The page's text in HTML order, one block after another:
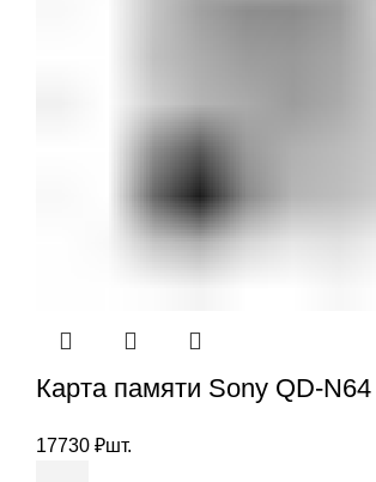
Карта памяти Sony QD-
17730 ₽шт.